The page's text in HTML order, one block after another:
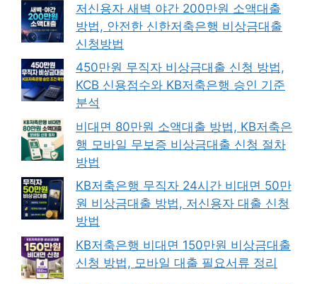
저신용자 새벽 야간 200만원 소액대출
방법, 안전한 신한저축은행 비상금대출
신청방법
450만원 무직자 비상금대출 신청 방법,
KCB 신용점수와 KB저축은행 승인 기준
분석
비대면 80만원 소액대출 방법, KB저축은
행 모바일 무보증 비상금대출 신청 절차
방법
KB저축은행 무직자 24시간 비대면 50만
원 비상금대출 방법, 저신용자 대출 신청
방법
KB저축은행 비대면 150만원 비상금대출
신청 방법, 모바일 대출 필요서류 정리